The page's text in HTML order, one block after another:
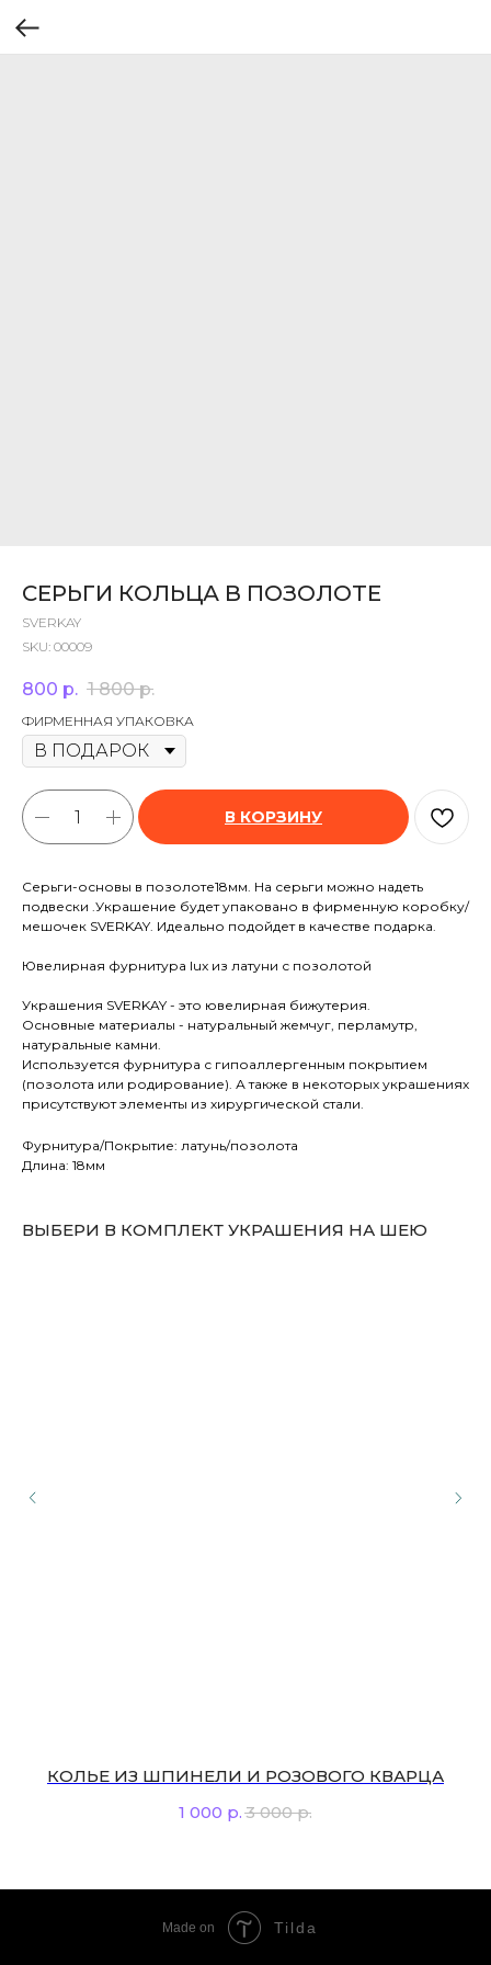
СЕРЬГИ КОЛЬЦА В ПОЗОЛОТЕ
SVERKAY
SKU: 00009
800 р. 1 800 р.
ФИРМЕННАЯ УПАКОВКА
В КОРЗИНУ
Серьги-основы в позолоте18мм. На серьги можно надеть
подвески .Украшение будет упаковано в фирменную коробку/
мешочек SVERKAY. Идеально подойдет в качестве подарка.
Ювелирная фурнитура lux из латуни с позолотой
Украшения SVERKAY - это ювелирная бижутерия.
Основные материалы - натуральный жемчуг, перламутр,
натуральные камни.
Используется фурнитура с гипоаллергенным покрытием
(позолота или родирование). А также в некоторых украшениях
присутствуют элементы из хирургической стали.
Фурнитура/Покрытие: латунь/позолота
Длина: 18мм
ВЫБЕРИ В КОМПЛЕКТ УКРАШЕНИЯ НА ШЕЮ
КОЛЬЕ ИЗ ШПИНЕЛИ И РОЗОВОГО КВАРЦА
1 000 р. 3 000 р.
Made on Tilda